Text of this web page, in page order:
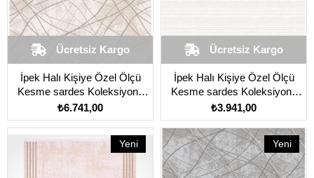
İpek Halı Kişiye Özel Ölçü
Kesme sardes Koleksiyonu
6111A Krem
₺6.741,00
Ücretsiz Kargo
İpek Halı Kişiye Özel Ölçü
Kesme sardes Koleksiyonu
6113A Krem
₺3.941,00
Ücretsiz Kargo
Yeni
Yeni
Ürün